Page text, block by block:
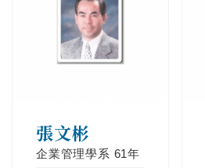
張文彬
企業管理學系 61年